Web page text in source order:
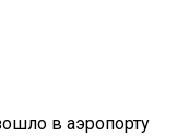
в аэропорту